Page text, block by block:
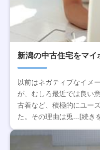
新潟の中古住宅をマイ
以前はネガティブなイメ
が、むしろ最近では良い
古着など、積極的にユー
た。その理由は兎...[続き